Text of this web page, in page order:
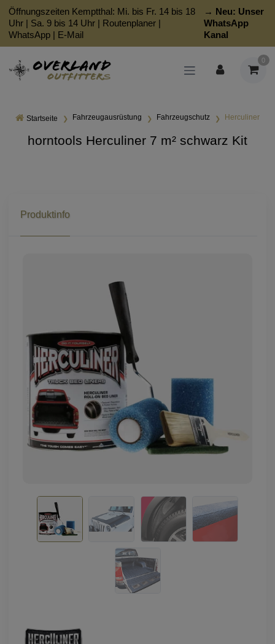
Öffnungszeiten Kemptthal: Mi. bis Fr. 14 bis 18
Uhr | Sa. 9 bis 14 Uhr | Routenplaner |
WhatsApp | E-Mail
→ Neu: Unser
WhatsApp
Kanal
0
Startseite Fahrzeugausrüstung Fahrzeugschutz Herculiner
horntools Herculiner 7 m² schwarz Kit
Produktinfo